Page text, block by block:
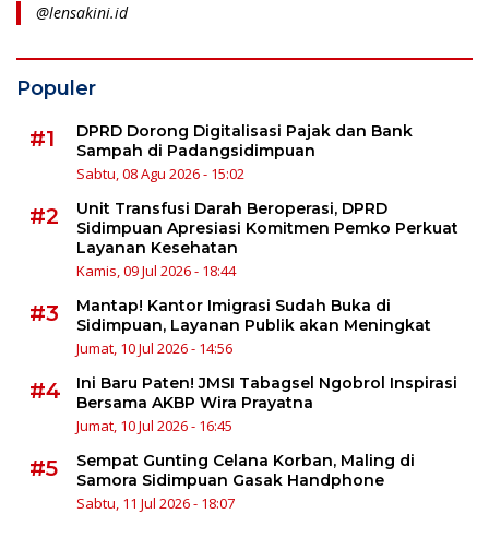
@lensakini.id
Populer
#1
DPRD Dorong Digitalisasi Pajak dan Bank
Sampah di Padangsidimpuan
Sabtu, 08 Agu 2026 - 15:02
#2
Unit Transfusi Darah Beroperasi, DPRD
Sidimpuan Apresiasi Komitmen Pemko Perkuat
Layanan Kesehatan
Kamis, 09 Jul 2026 - 18:44
#3
Mantap! Kantor Imigrasi Sudah Buka di
Sidimpuan, Layanan Publik akan Meningkat
Jumat, 10 Jul 2026 - 14:56
#4
Ini Baru Paten! JMSI Tabagsel Ngobrol Inspirasi
Bersama AKBP Wira Prayatna
Jumat, 10 Jul 2026 - 16:45
#5
Sempat Gunting Celana Korban, Maling di
Samora Sidimpuan Gasak Handphone
Sabtu, 11 Jul 2026 - 18:07